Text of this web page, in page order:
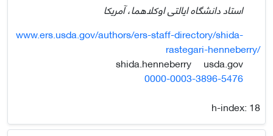
استاد دانشگاه ایالتی اوکلاهما، آمریکا
www.ers.usda.gov/authors/ers-staff-directory/shida-
rastegari-henneberry/
usda.gov
0000-0003-3896-5476
h-index:18